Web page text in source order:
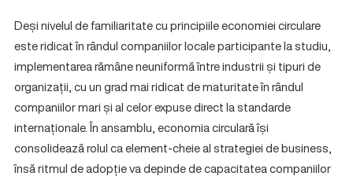
Deși nivelul de familiaritate cu principiile economiei circulare
este ridicat în rândul companiilor locale participante la studiu,
implementarea rămâne neuniformă între industrii și tipuri de
organizații, cu un grad mai ridicat de maturitate în rândul
companiilor mari și al celor expuse direct la standarde
internaționale. În ansamblu, economia circulară își
consolidează rolul ca element-cheie al strategiei de business,
însă ritmul de adopție va depinde de capacitatea companiilor